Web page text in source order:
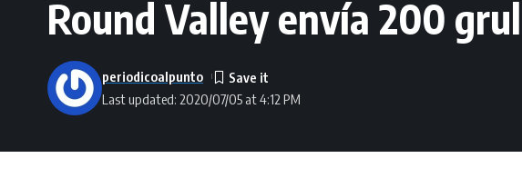
Round Valley envía 200
Last updated: 2020/07/05 at 4:12 PM
periodicoalpunto